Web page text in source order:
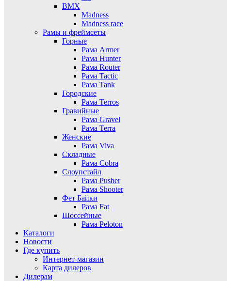
BMX
Madness
Madness race
Рамы и фреймсеты
Горные
Рама Armer
Рама Hunter
Рама Router
Рама Tactic
Рама Tank
Городские
Рама Terros
Гравийные
Рама Gravel
Рама Terra
Женские
Рама Viva
Складные
Рама Cobra
Слоупстайл
Рама Pusher
Рама Shooter
Фет Байки
Рама Fat
Шоссейные
Рама Peloton
Каталоги
Новости
Где купить
Интернет-магазин
Карта дилеров
Дилерам